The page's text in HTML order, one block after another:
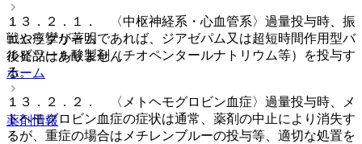
エムラクリーム
後発品はありません
ホーム
薬剤情報
１３．２．１． 〈中枢神経系・心血管系〉過量投与時、振
戦や痙攣が著明であれば、ジアゼパム又は超短時間作用型バ
ルビツール酸製剤（チオペンタールナトリウム等）を投与す
る。
１３．２．２． 〈メトヘモグロビン血症〉過量投与時、メ
トヘモグロビン血症の症状は通常、薬剤の中止により消失す
るが、重症の場合はメチレンブルーの投与等、適切な処置を